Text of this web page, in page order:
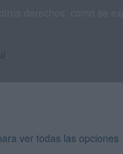
ver todas las opciones